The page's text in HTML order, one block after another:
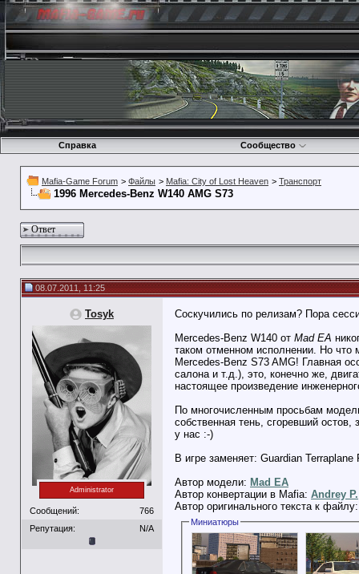
Справка Сообщество
Mafia-Game Forum > Файлы > Mafia: City of Lost Heaven > Транспорт
1996 Mercedes-Benz W140 AMG S73
Ответ
08.07.2011, 11:25
Tosyk
Administrator
Сообщений:
766
Репутация:
N/A
Соскучились по релизам? Пора
Mercedes-Benz W140 от Mad EA
таком отменном исполнении. Но
Mercedes-Benz S73 AMG! Главная
салона и т.д.), это, конечно же,
настоящее произведение
По многочисленным просьбам
собственная тень, сгоревший
у нас :-)
В игре заменяет: Guardian Terraplane
Автор модели: Mad EA
Автор конвертации в Mafia: Andrey P.
Автор оригинального текста к
Миниатюры